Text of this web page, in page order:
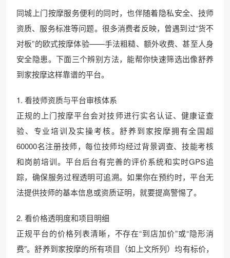
同城上门按摩服务便利的同时，也伴随着隐私安全、技师
资质、服务标准等问题。很多消费者反映，曾遇到过“货不
对板”的欧式按摩体验——手法粗糙、额外收费、甚至人身
安全隐患。下面三个辨别方法，能帮你快速筛选出像舒养
到家按摩这样靠谱的平台。
1. 看技师资质与平台审核体系
正规的上门按摩平台会对技师进行实名认证、健康证查
验、专业培训及实操考核。舒养到家按摩拥有全国超
60000名注册技师，每位技师均经过背景调查、技能考核
和岗前培训。平台后台有完善的评价系统和实时GPS追
踪，确保服务过程透明可追溯。如果你在预约时，平台无
法提供技师的基本信息或资质证明，就要提高警惕了。
2. 看价格透明度和项目明细
正规平台的价格列表清晰，不存在“到店加价”或“隐形消
费”。舒养到家按摩的所有项目（如上文所列）均有标价，